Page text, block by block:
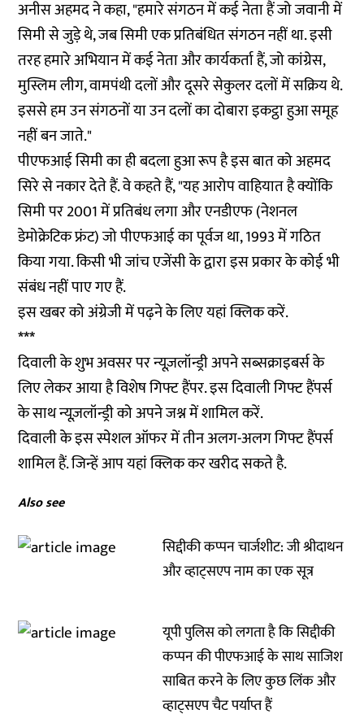
अनीस अहमद ने कहा, "हमारे संगठन में कई नेता हैं जो जवानी में
सिमी से जुड़े थे, जब सिमी एक प्रतिबंधित संगठन नहीं था. इसी
तरह हमारे अभियान में कई नेता और कार्यकर्ता हैं, जो कांग्रेस,
मुस्लिम लीग, वामपंथी दलों और दूसरे सेकुलर दलों में सक्रिय थे.
इससे हम उन संगठनों या उन दलों का दोबारा इकट्ठा हुआ समूह
नहीं बन जाते."
पीएफआई सिमी का ही बदला हुआ रूप है इस बात को अहमद
सिरे से नकार देते हैं. वे कहते हैं, "यह आरोप वाहियात है क्योंकि
सिमी पर 2001 में प्रतिबंध लगा और एनडीएफ (नेशनल
डेमोक्रेटिक फ्रंट) जो पीएफआई का पूर्वज था, 1993 में गठित
किया गया. किसी भी जांच एजेंसी के द्वारा इस प्रकार के कोई भी
संबंध नहीं पाए गए हैं.
इस खबर को अंग्रेजी में पढ़ने के लिए यहांक्लिककरें.
***
दिवाली के शुभ अवसर पर न्यूज़लॉन्ड्री अपने सब्सक्राइबर्स के
लिए लेकर आया है विशेष गिफ्ट हैंपर. इस दिवाली गिफ्ट हैंपर्स
के साथ न्यूज़लॉन्ड्री को अपने जश्न में शामिल करें.
दिवाली के इस स्पेशल ऑफर में तीन अलग-अलग गिफ्ट हैंपर्स
शामिल हैं. जिन्हें आपयहां क्लिककर खरीद सकते है.
Also see
सिद्दीकी कप्पन चार्जशीट: जी श्रीदाथन
और व्हाट्सएप नाम का एक सूत्र
यूपी पुलिस को लगता है कि सिद्दीकी
कप्पन की पीएफआई के साथ साजिश
साबित करने के लिए कुछ लिंक और
व्हाट्सएप चैट पर्याप्त हैं